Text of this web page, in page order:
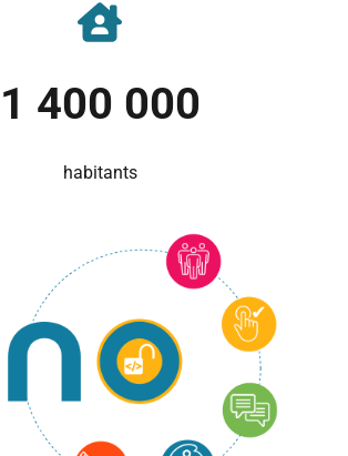
1 400 000
habitants